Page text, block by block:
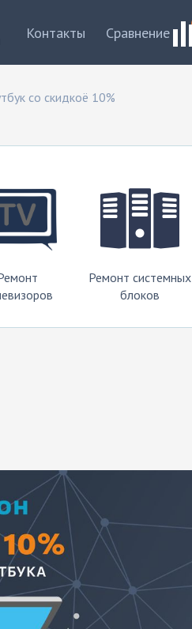
Контакты Сравнение
со скидкоё 10%
Ремонт системных
блоков